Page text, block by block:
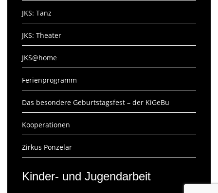
JKS: Tanz
JKS: Theater
JKS@home
Ferienprogramm
Das besondere Geburtstagsfest – der KiGeBu
Kooperationen
Zirkus Ponzelar
Kinder- und Jugendarbeit